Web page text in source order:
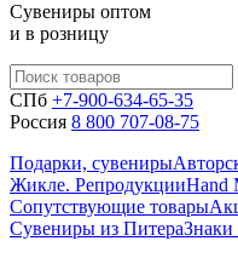
Сувениры оптом
и в розницу
СПб +7-900-634-65-35
Россия 8 800 707-08-75
Подарки, сувениры
Жикле. РепродукцииHand
Сопутствующие товары
Сувениры из ПитераЗнаки